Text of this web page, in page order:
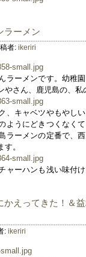
ラーメン
者: ikeriri
ラーメンです。幼稚
やさん、鹿児島の、私
、キャベツやもやし
ようにどきつくなく
ラーメンの定番で、
。
ャーハンも浅い味付
かえってきた！＆
: ikeriri